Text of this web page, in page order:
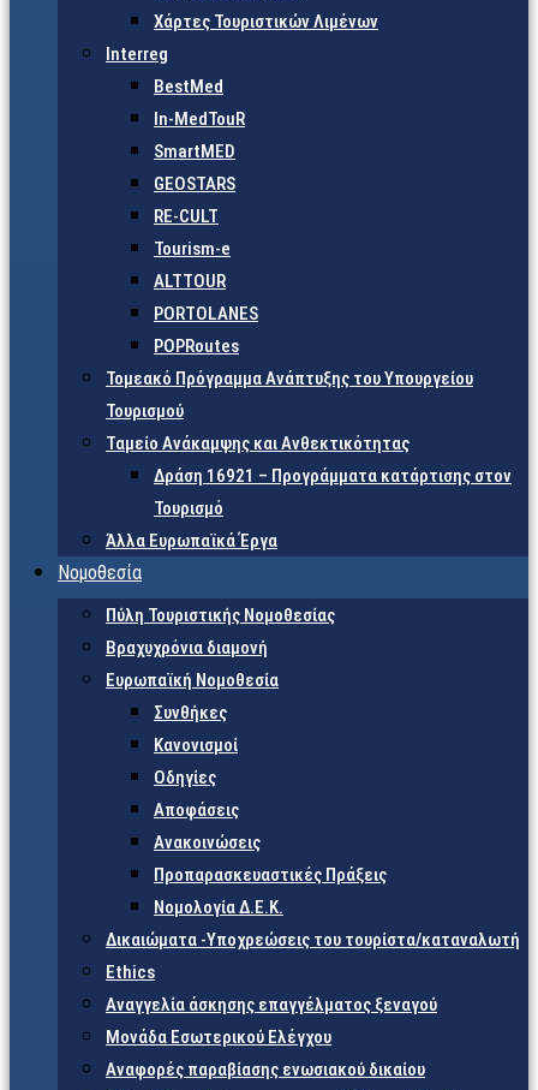
Χάρτες Τουριστικών Λιμένων
Interreg
BestMed
In-MedTouR
SmartMED
GEOSTARS
RE-CULT
Tourism-e
ALTTOUR
PORTOLANES
POPRoutes
Τομεακό Πρόγραμμα Ανάπτυξης του Υπουργείου
Τουρισμού
Ταμείο Ανάκαμψης και Ανθεκτικότητας
Δράση 16921 – Προγράμματα κατάρτισης στον
Τουρισμό
Άλλα Ευρωπαϊκά Έργα
Νομοθεσία
Πύλη Τουριστικής Νομοθεσίας
Βραχυχρόνια διαμονή
Ευρωπαϊκή Νομοθεσία
Συνθήκες
Κανονισμοί
Οδηγίες
Αποφάσεις
Ανακοινώσεις
Προπαρασκευαστικές Πράξεις
Νομολογία Δ.Ε.Κ.
Δικαιώματα -Υποχρεώσεις του τουρίστα/καταναλωτή
Ethics
Αναγγελία άσκησης επαγγέλματος ξεναγού
Μονάδα Εσωτερικού Ελέγχου
Αναφορές παραβίασης ενωσιακού δικαίου